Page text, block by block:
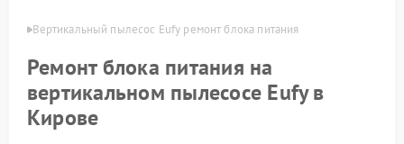
Вертикальный пылесос Eufy ремонт блока питания
Ремонт блока питания на
вертикальном пылесосе Eufy в
Кирове